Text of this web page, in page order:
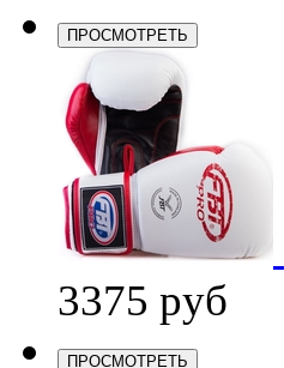
ПРОСМОТРЕТЬ
3375 руб
ПРОСМОТРЕТЬ